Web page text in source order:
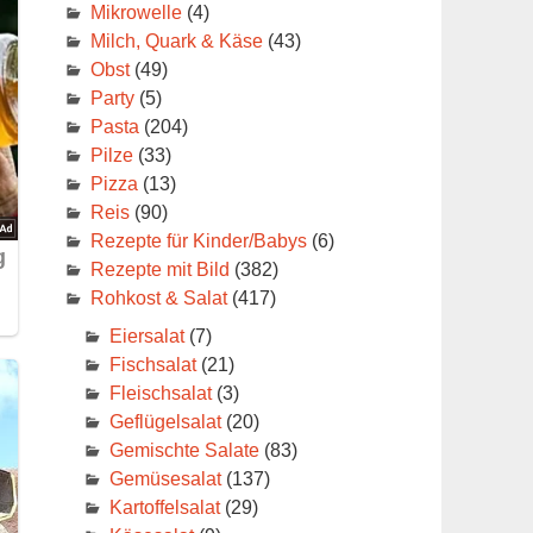
Mikrowelle(4)
Milch, Quark & Käse(43)
Obst(49)
Party(5)
Pasta (204)
Pilze(33)
Pizza (13)
Reis(90)
Rezepte für Kinder/Babys(6)
Rezepte mit Bild (382)
Rohkost & Salat(417)
Eiersalat(7)
Fischsalat(21)
Fleischsalat(3)
Geflügelsalat(20)
Gemischte Salate(83)
Gemüsesalat(137)
Kartoffelsalat(29)